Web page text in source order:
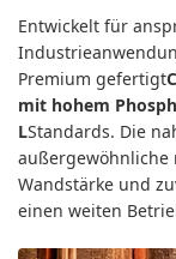
Entwickelt für
Premium gefertigt
mit hohem
LStandards. Die
außergewöhnliche
Wandstärke und
einen weiten